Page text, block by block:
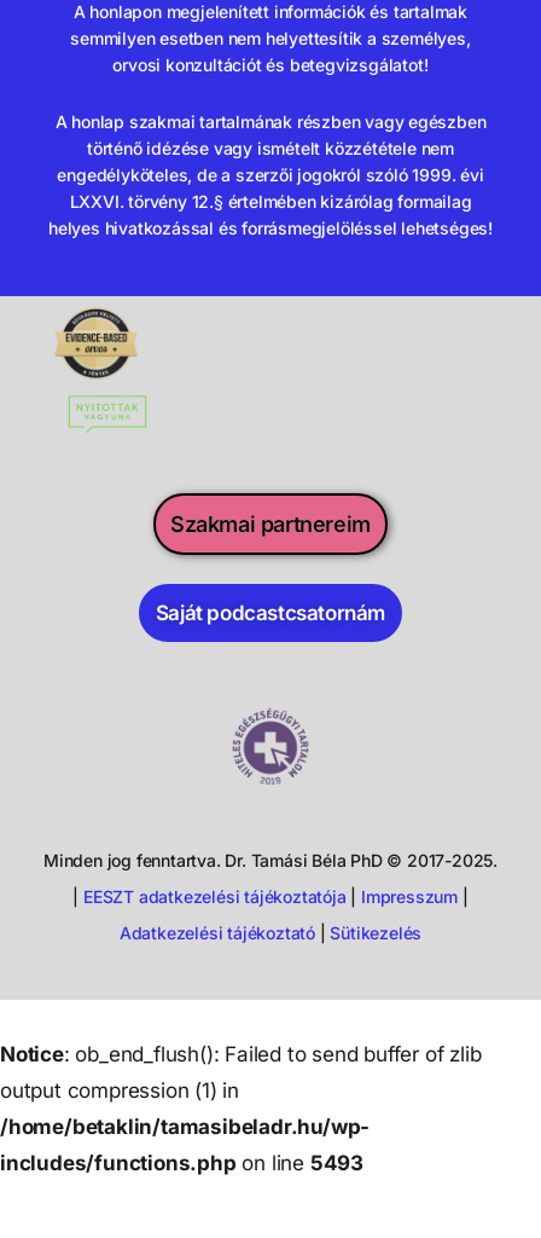
A honlapon megjelenített információk és tartalmak
semmilyen esetben nem helyettesítik a személyes,
orvosi konzultációt és betegvizsgálatot!
A honlap szakmai tartalmának részben vagy egészben
történő idézése vagy ismételt közzététele nem
engedélyköteles, de a szerzői jogokról szóló 1999. évi
LXXVI. törvény 12.§ értelmében kizárólag formailag
helyes hivatkozással és forrásmegjelöléssel lehetséges!
Szakmai partnereim
Saját podcastcsatornám
Minden jog fenntartva. Dr. Tamási Béla PhD © 2017-2025.
EESZT adatkezelési tájékoztatója Impresszum
Adatkezelési tájékoztató|Sütikezelés
Notice: ob_end_flush(): Failed to send buffer of zlib
output compression (1) in
/home/betaklin/tamasibeladr.hu/wp-
includes/functions.php on line 5493